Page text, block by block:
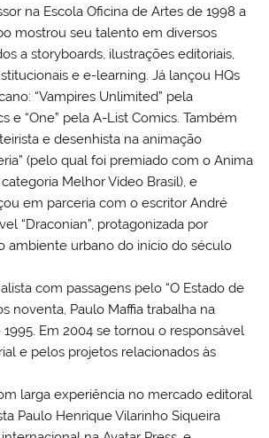
na Escola Oficina de Artes de 1998 a
mostrou seu talento em diversos
a storyboards, ilustrações editoriais,
e e-learning. Já lançou HQs
“Vampires Unlimited” pela
e “One” pela A-List Comics. Também
e desenhista na animação
(pelo qual foi premiado com o Anima
Melhor Vídeo Brasil), e
em parceria com o escritor André
“Draconian”, protagonizada por
ambiente urbano do início do século
com passagens pelo “O Estado de
noventa, Paulo Maffia trabalha na
Em 2004 se tornou o responsável
e pelos projetos relacionados às
larga experiência no mercado editoral
Paulo Henrique Vilarinho Siqueira